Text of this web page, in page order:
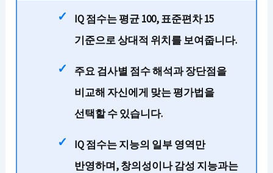
IQ 점수는 평균 100, 표준편차 15
기준으로 상대적 위치를 보여줍니다.
주요 검사별 점수 해석과 장단점을
비교해 자신에게 맞는 평가법을
선택할 수 있습니다.
IQ 점수는 지능의 일부 영역만
반영하며, 창의성이나 감성 지능과는